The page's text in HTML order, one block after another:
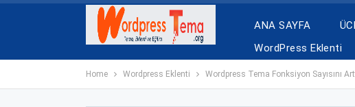
ANA SAYFA
WordPress Eklenti
Home Wordpress Eklenti Wordpress Tema Fonksiyon Sayısını